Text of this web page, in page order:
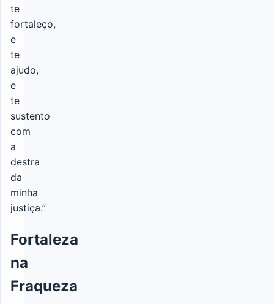
te
fortaleço,
e
te
ajudo,
e
te
sustento
com
a
destra
da
minha
justiça.”
Fortaleza
na
Fraqueza